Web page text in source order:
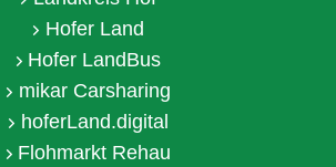
Hofer Land
Hofer LandBus
mikar Carsharing
hoferLand.digital
Flohmarkt Rehau